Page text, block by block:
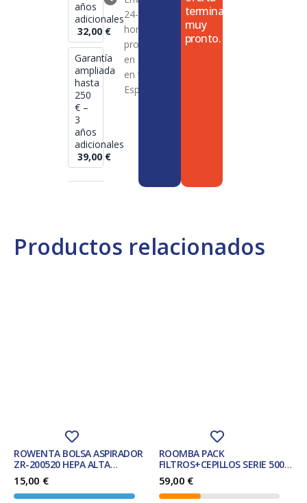
Productos relacionados
ROWENTA BOLSA ASPIRADOR
ZR-200520 HEPA ALTA
FILTRACION 4u.
15,00 €
ROOMBA PACK
FILTROS+CEPILLOS SERIE 500
REF. 82404
59,00 €
años
adicionales
32,00 €
Garantía
ampliada
hasta
250
€ –
3
años
adicionales
39,00 €
24-72
horas en
productos
en stock
en toda
España
termina
muy
pronto.